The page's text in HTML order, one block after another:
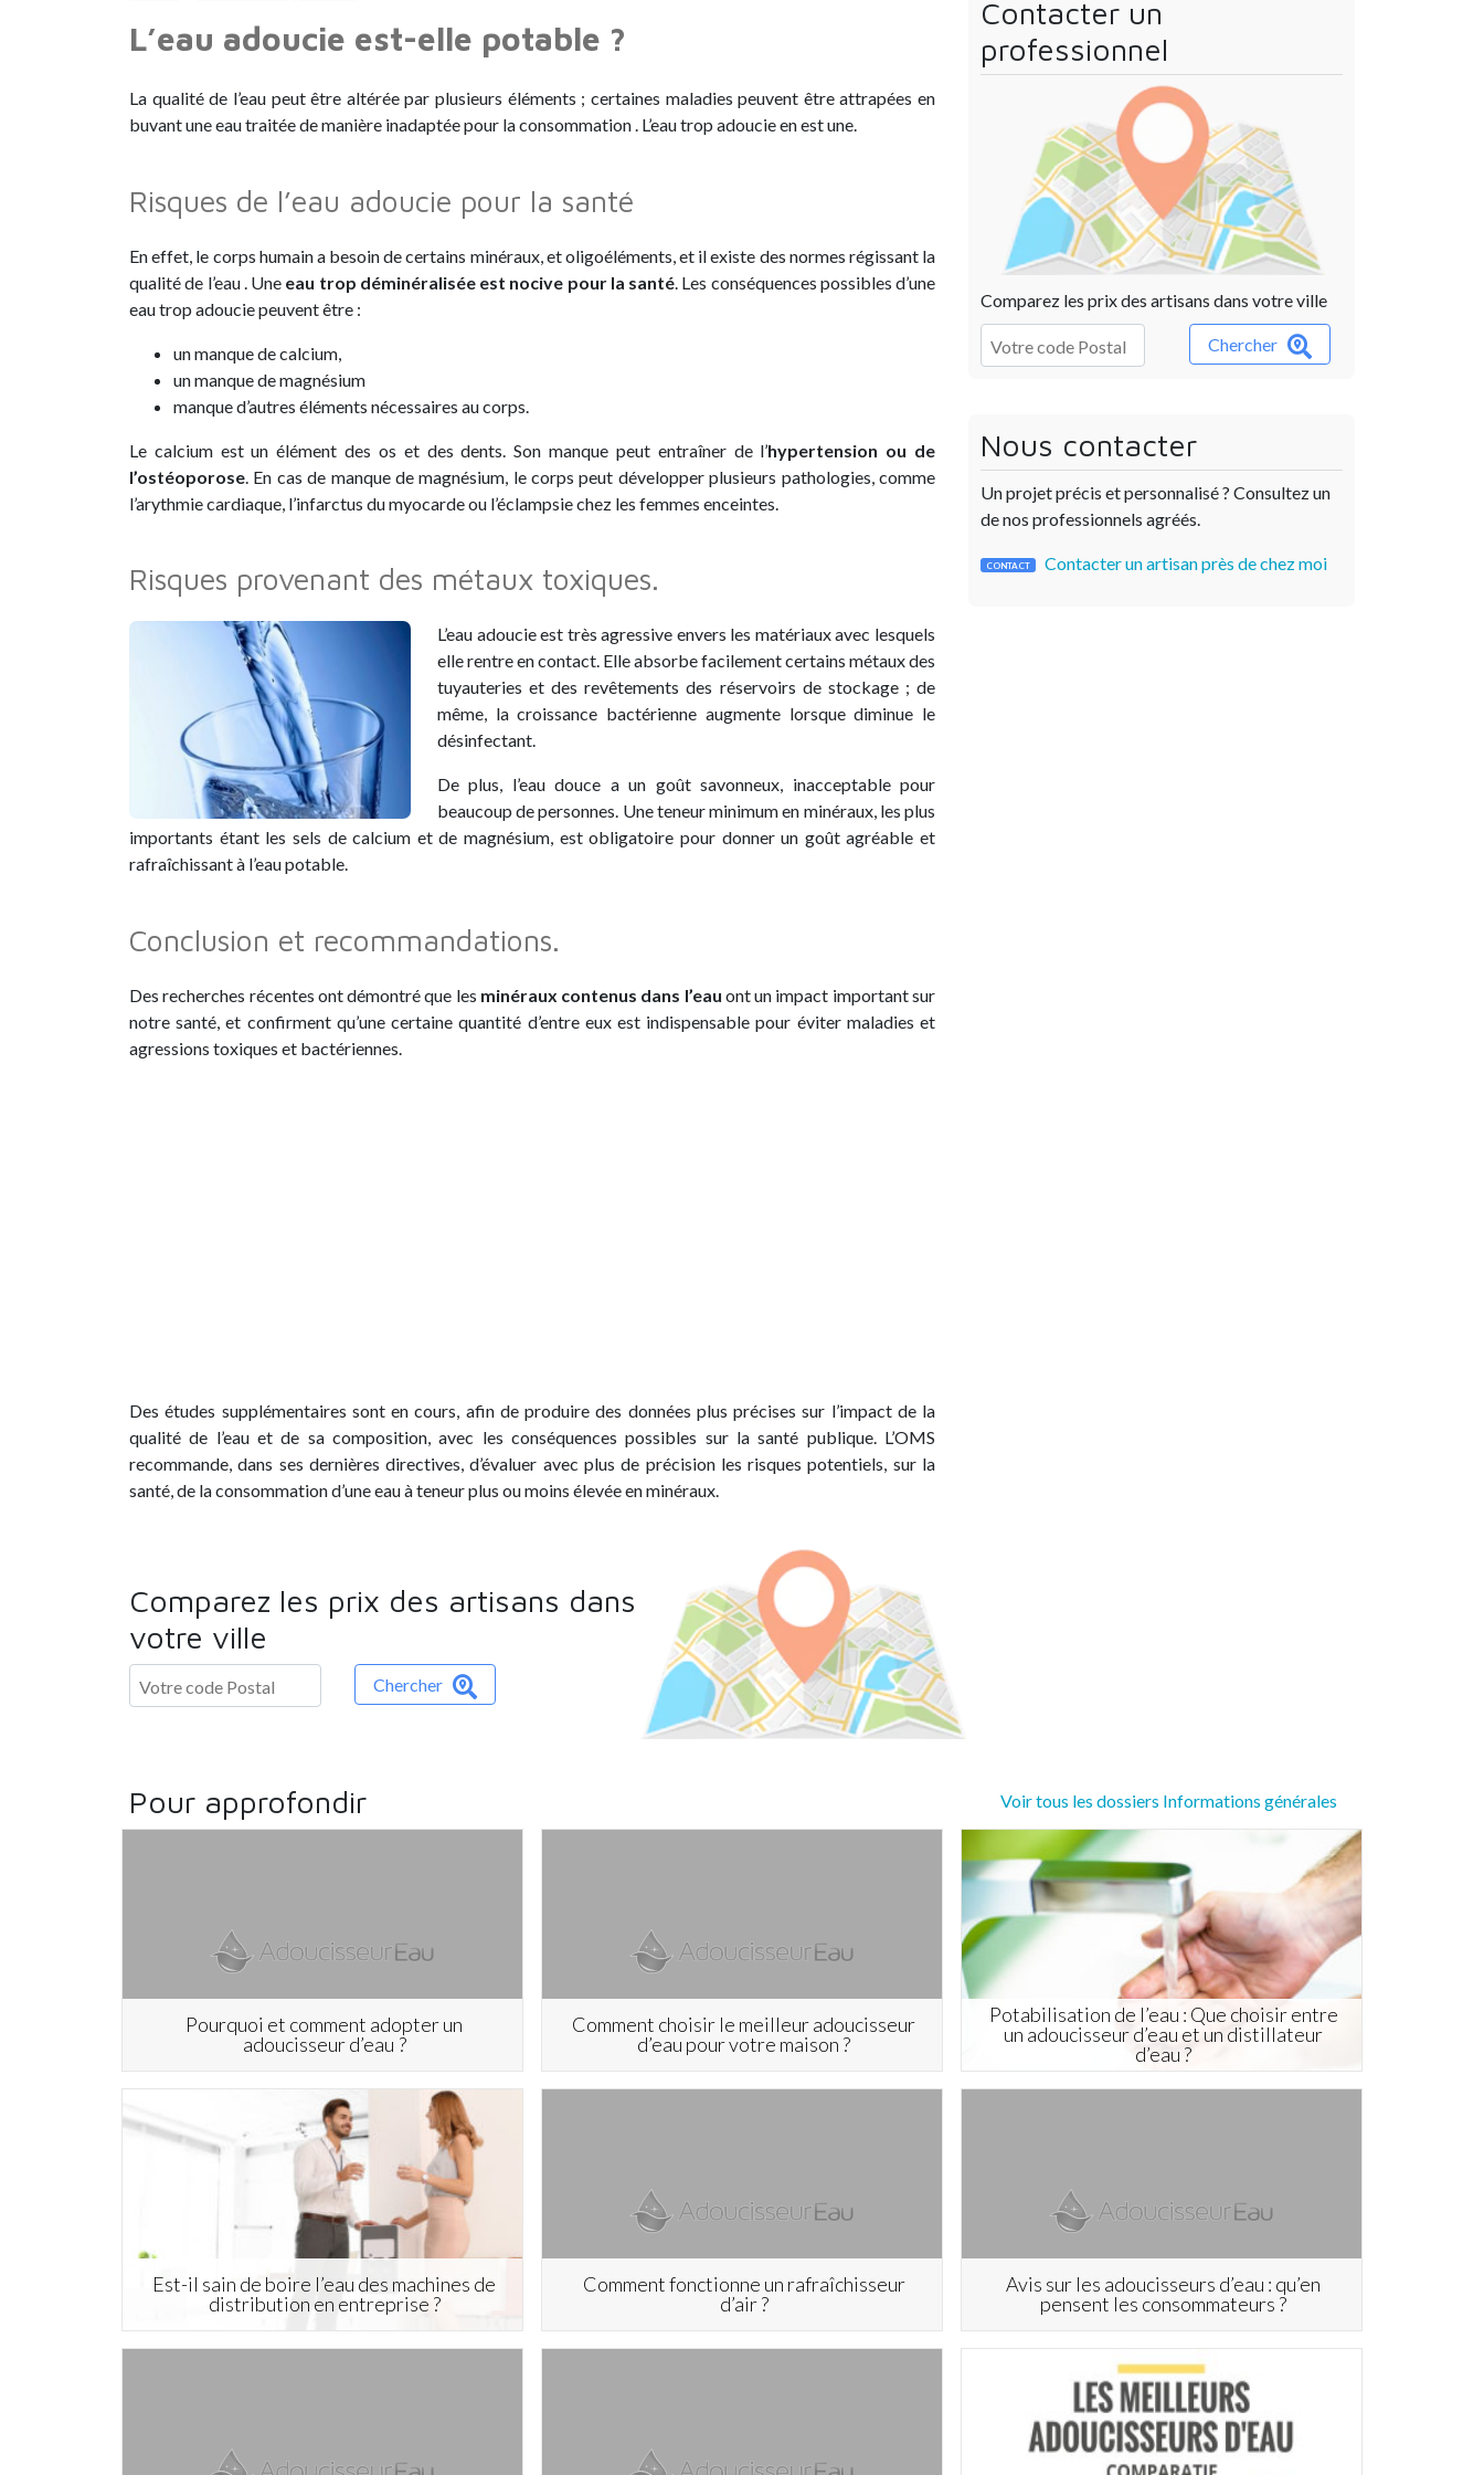
L’eau adoucie est-elle potable ?
La qualité de l’eau peut être altérée par plusieurs éléments ; certaines maladies peuvent être attrapées en
buvant une eau traitée de manière inadaptée pour la consommation . L’eau trop adoucie en est une.
Risques de l’eau adoucie pour la santé
En effet, le corps humain a besoin de certains minéraux, et oligoéléments, et il existe des normes régissant la
qualité de l’eau . Une eau trop déminéralisée est nocive pour la santé . Les conséquences possibles d’une
eau trop adoucie peuvent être :
un manque de calcium,
un manque de magnésium
manque d’autres éléments nécessaires au corps.
Le calcium est un élément des os et des dents. Son manque peut entraîner de l’hypertension ou de
l’ostéoporose . En cas de manque de magnésium, le corps peut développer plusieurs pathologies, comme
l’arythmie cardiaque, l’infarctus du myocarde ou l’éclampsie chez les femmes enceintes.
Risques provenant des métaux toxiques.
L’eau adoucie est très agressive envers les matériaux avec lesquels
elle rentre en contact. Elle absorbe facilement certains métaux des
tuyauteries et des revêtements des réservoirs de stockage ; de
même, la croissance bactérienne augmente lorsque diminue le
désinfectant.
De plus, l’eau douce a un goût savonneux, inacceptable pour
beaucoup de personnes. Une teneur minimum en minéraux, les plus
importants étant les sels de calcium et de magnésium, est obligatoire pour donner un goût agréable et
rafraîchissant à l’eau potable.
Conclusion et recommandations.
Des recherches récentes ont démontré que les minéraux contenus dans l’eau ont un impact important sur
notre santé, et confirment qu’une certaine quantité d’entre eux est indispensable pour éviter maladies et
agressions toxiques et bactériennes.
Des études supplémentaires sont en cours, afin de produire des données plus précises sur l’impact de la
qualité de l’eau et de sa composition, avec les conséquences possibles sur la santé publique. L’OMS
recommande, dans ses dernières directives, d’évaluer avec plus de précision les risques potentiels, sur la
santé, de la consommation d’une eau à teneur plus ou moins élevée en minéraux.
Contacter un
professionnel
Comparez les prix des artisans dans votre ville
Chercher
Nous contacter
Un projet précis et personnalisé ? Consultez un
de nos professionnels agréés.
CONTACT Contacter un artisan près de chez moi
Comparez les prix des artisans dans
votre ville
Chercher
Pour approfondir Voir tous les dossiers Informations générales
Pourquoi et comment adopter un
adoucisseur d’eau ?
Comment choisir le meilleur adoucisseur
d’eau pour votre maison ?
Potabilisation de l’eau : Que choisir entre
un adoucisseur d’eau et un distillateur
d’eau ?
Est-il sain de boire l’eau des machines de
distribution en entreprise ?
Comment fonctionne un rafraîchisseur
d’air ?
Avis sur les adoucisseurs d’eau : qu’en
pensent les consommateurs ?